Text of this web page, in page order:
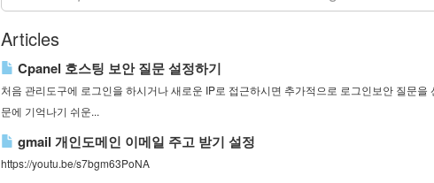
Articles
Cpanel 호스팅 보안 질문 설정하기
처음 관리도구에 로그인을 하시거나 새로운 IP로 접근하시면 추가적으로 로그인보안 질문
문에 기억나기 쉬운...
gmail 개인도메인 이메일 주고 받기 설정
https://youtu.be/s7bgm63PoNA